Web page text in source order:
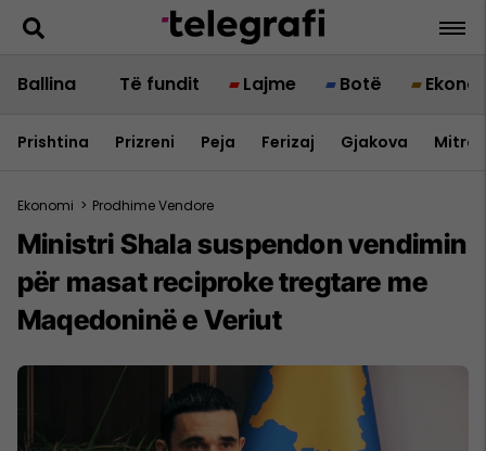
Ballina Të fundit Lajme Botë
Prishtina Prizreni Peja Ferizaj Gjakova
Ekonomi > Prodhime Vendore
Ministri Shala suspendon vendimin
për masat reciproke tregtare me
Maqedoninë e Veriut